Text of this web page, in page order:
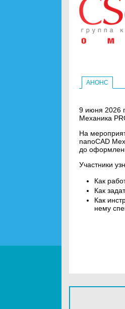
АНОНС
9 июня 2026
Механика
На
nanoCAD
до
Участники
Как
Как
Как
нему